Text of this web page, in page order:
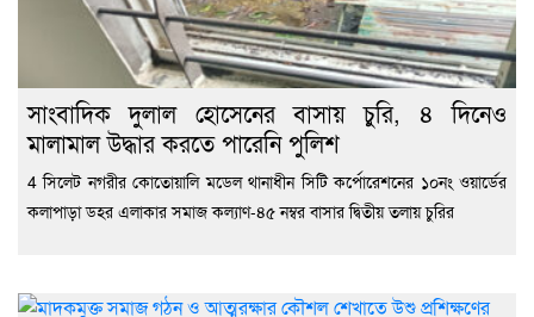
সাংবাদিক দুলাল হোসেনের বাসায় চুরি, ৪ দিনেও
মালামাল উদ্ধার করতে পারেনি পুলিশ
4 সিলেট নগরীর কোতোয়ালি মডেল থানাধীন সিটি কর্পোরেশনের ১০নং ওয়ার্ডের
কলাপাড়া ডহর এলাকার সমাজ কল্যাণ-৪৫ নম্বর বাসার দ্বিতীয় তলায় চুরির